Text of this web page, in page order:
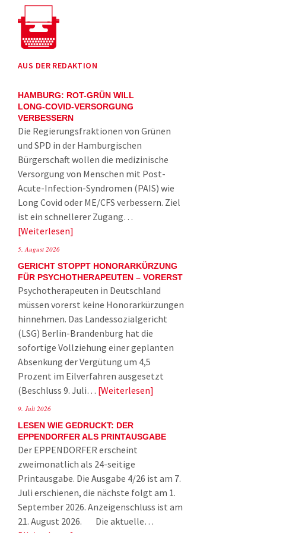
AUS DER REDAKTION
HAMBURG: ROT-GRÜN WILL
LONG-COVID-VERSORGUNG
VERBESSERN
Die Regierungsfraktionen von Grünen
und SPD in der Hamburgischen
Bürgerschaft wollen die medizinische
Versorgung von Menschen mit Post-
Acute-Infection-Syndromen (PAIS) wie
Long Covid oder ME/CFS verbessern. Ziel
ist ein schnellerer Zugang…
Weiterlesen
5. August 2026
GERICHT STOPPT HONORARKÜRZUNG
FÜR PSYCHOTHERAPEUTEN – VORERST
Psychotherapeuten in Deutschland
müssen vorerst keine Honorarkürzungen
hinnehmen. Das Landessozialgericht
(LSG) Berlin-Brandenburg hat die
sofortige Vollziehung einer geplanten
Absenkung der Vergütung um 4,5
Prozent im Eilverfahren ausgesetzt
(Beschluss 9. Juli… Weiterlesen
9. Juli 2026
LESEN WIE GEDRUCKT: DER
EPPENDORFER ALS PRINTAUSGABE
Der EPPENDORFER erscheint
zweimonatlich als 24-seitige
Printausgabe. Die Ausgabe 4/26 ist am 7.
Juli erschienen, die nächste folgt am 1.
September 2026. Anzeigenschluss ist am
21. August 2026. Die aktuelle…